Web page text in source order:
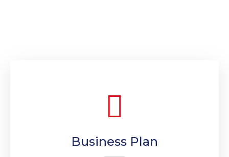
Business Plan